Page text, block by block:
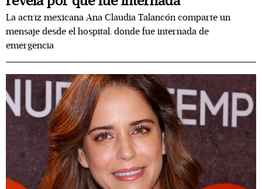
La actriz mexicana Ana Claudia Talancón comparte un
mensaje desde el hospital, donde fue internada de
emergencia